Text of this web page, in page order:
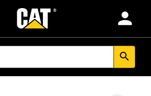
person
search